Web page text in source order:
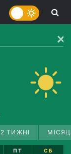
2 ТИЖНІ
ПТ
СБ